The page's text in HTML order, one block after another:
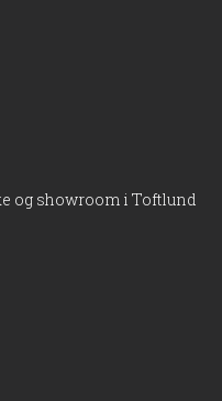
og showroom i Toftlund